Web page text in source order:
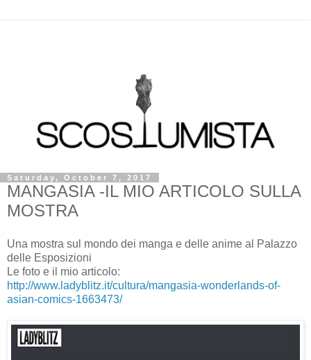
Saturday, October 7, 2017
MANGASIA -IL MIO ARTICOLO SULLA
MOSTRA
Una mostra sul mondo dei manga e delle anime al Palazzo
delle Esposizioni
Le foto e il mio articolo:
http://www.ladyblitz.it/cultura/mangasia-wonderlands-of-
asian-comics-1663473/